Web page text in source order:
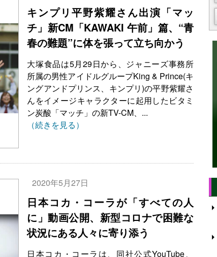
キンプリ平野紫耀さん出演「マッ
チ」新CM「KAWAKI 午前」篇、“青
春の難題”に体を張って立ち向かう
大塚食品は5月29日から、ジャニーズ事務所
所属の男性アイドルグループKing & Prince(キ
ングアンドプリンス、キンプリ)の平野紫耀さ
んをイメージキャラクターに起用したビタミ
ン炭酸「マッチ」の新TV-CM、...
（続きを見る）
2020年5月27日
日本コカ・コーラが「すべての人
に」動画公開、新型コロナで困難な
状況にある人々に寄り添う
日本コカ・コーラは、同社公式YouTube、